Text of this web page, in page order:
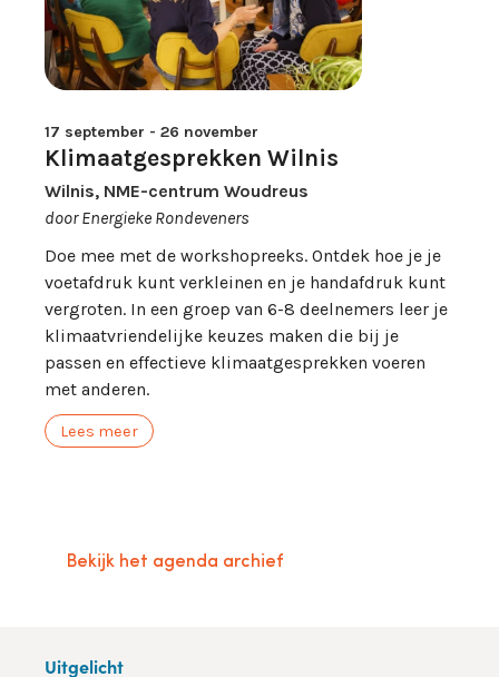
17 september - 26 november
Klimaatgesprekken Wilnis
Wilnis, NME-centrum Woudreus
door Energieke Rondeveners
Doe mee met de workshopreeks. Ontdek hoe je je
voetafdruk kunt verkleinen en je handafdruk kunt
vergroten. In een groep van 6-8 deelnemers leer je
klimaatvriendelijke keuzes maken die bij je
passen en effectieve klimaatgesprekken voeren
met anderen.
Lees meer
Bekijk het agenda archief
Uitgelicht